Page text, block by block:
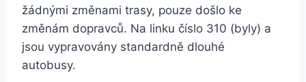
žádnými změnami trasy, pouze došlo ke
změnám dopravců. Na linku číslo 310 (byly) a
jsou vypravovány standardně dlouhé
autobusy.